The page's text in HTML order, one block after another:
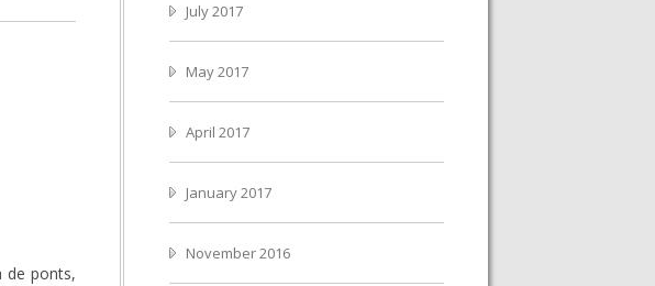
de ponts,
July 2017
May 2017
April 2017
January 2017
November 2016